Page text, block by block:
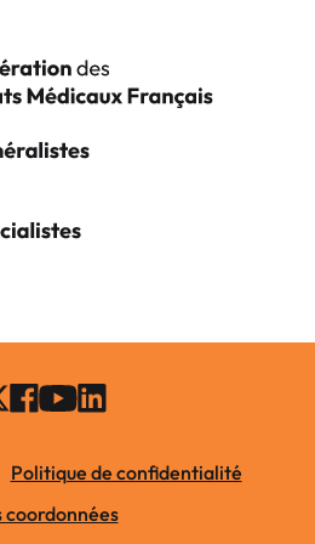
Politique de confidentialité
coordonnées